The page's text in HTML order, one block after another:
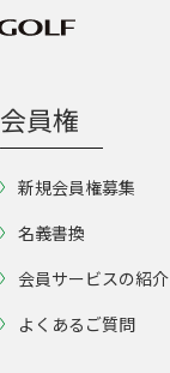
会員権
新規会員権募集
名義書換
会員サービスの紹介
よくあるご質問